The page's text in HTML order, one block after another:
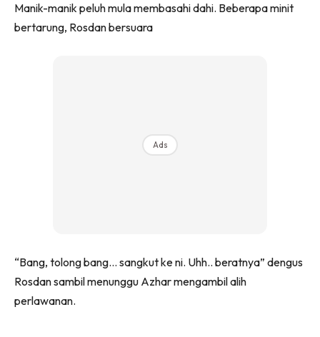
Manik-manik peluh mula membasahi dahi. Beberapa minit
bertarung, Rosdan bersuara
Ads
“Bang, tolong bang… sangkut ke ni. Uhh.. beratnya” dengus
Rosdan sambil menunggu Azhar mengambil alih
perlawanan.